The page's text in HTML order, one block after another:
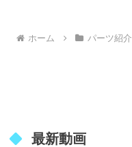
ホーム パーツ紹介
最新動画